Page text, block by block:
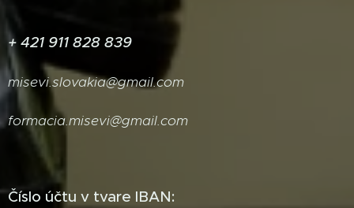
+ 421 911 828 839
misevi.slovakia@gmail.com
formacia.misevi@gmail.com
Číslo účtu v tvare IBAN: